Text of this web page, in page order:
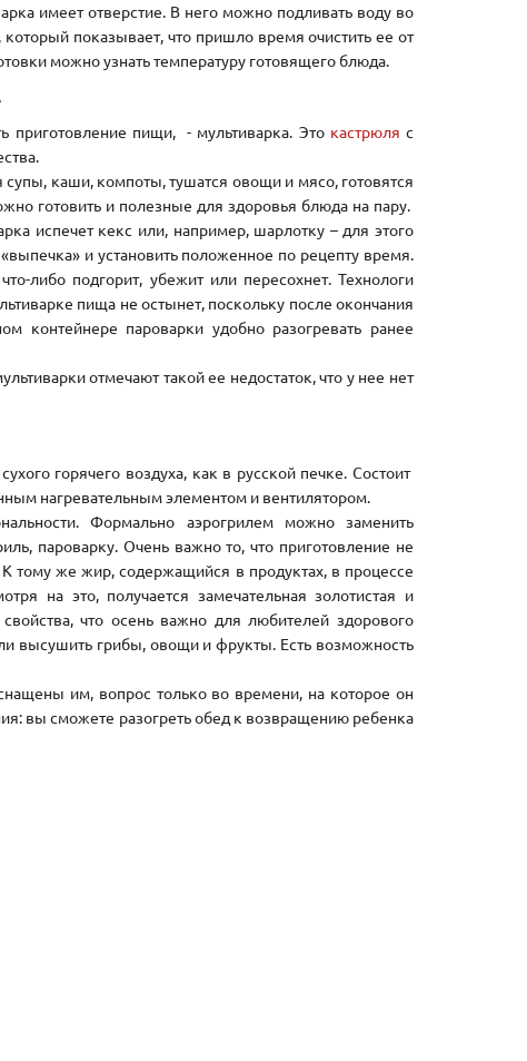
имеет отверстие. В него можно подливать воду во
показывает, что пришло время очистить ее от
можно узнать температуру готовящего блюда.
приготовление пищи, - мультиварка. Это кастрюля с
супы, каши, компоты, тушатся овощи и мясо, готовятся
готовить и полезные для здоровья блюда на пару.
испечет кекс или, например, шарлотку – для этого
и установить положенное по рецепту время.
либо подгорит, убежит или пересохнет. Технологи
пища не остынет, поскольку после окончания
контейнере пароварки удобно разогревать ранее
отмечают такой ее недостаток, что у нее нет
горячего воздуха, как в русской печке. Состоит
нагревательным элементом и вентилятором.
Формально аэрогрилем можно заменить
пароварку. Очень важно то, что приготовление не
тому же жир, содержащийся в продуктах, в процессе
на это, получается замечательная золотистая и
что осень важно для любителей здорового
высушить грибы, овощи и фрукты. Есть возможность
им, вопрос только во времени, на которое он
вы сможете разогреть обед к возвращению ребенка